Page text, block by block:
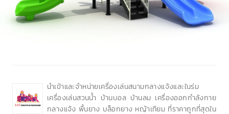
นำเข้าและจำหน่ายเครื่องเล่นสนามกลางแจ้งและในร่ม
เครื่องเล่นสวนน้ำ บ้านบอล บ้านลม เครื่องออกกำลังกาย
กลางแจ้ง พื้นยาง บล็อกยาง หญ้าเทียม ที่ราคาถูกที่สุดใน